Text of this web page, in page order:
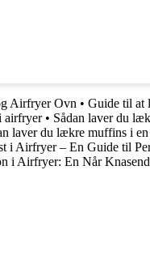
Airfryer Ovn • Guide til at
airfryer• Sådan laver du
laver du lækre muffins i
i Airfryer – En Guide til
i Airfryer: En Når